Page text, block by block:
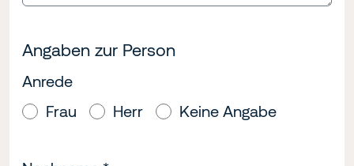
Angaben zur Person
Anrede
Frau
Herr Keine Angabe